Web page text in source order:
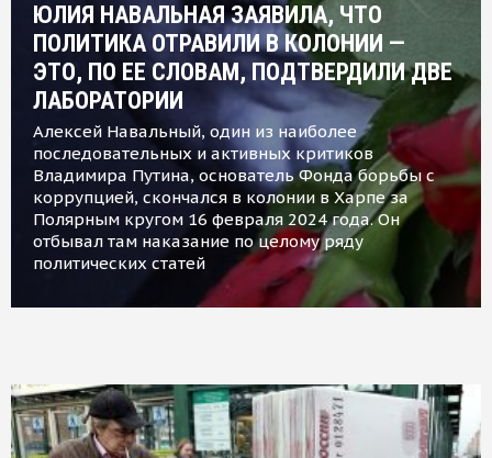
ЮЛИЯ НАВАЛЬНАЯ ЗАЯВИЛА, ЧТО
ПОЛИТИКА ОТРАВИЛИ В КОЛОНИИ —
ЭТО, ПО ЕЕ СЛОВАМ, ПОДТВЕРДИЛИ ДВЕ
ЛАБОРАТОРИИ
Алексей Навальный, один из наиболее
последовательных и активных критиков
Владимира Путина, основатель Фонда борьбы с
коррупцией, скончался в колонии в Харпе за
Полярным кругом 16 февраля 2024 года. Он
отбывал там наказание по целому ряду
политических статей